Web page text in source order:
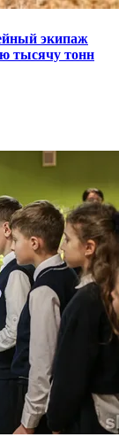
экипаж
тысячу тонн